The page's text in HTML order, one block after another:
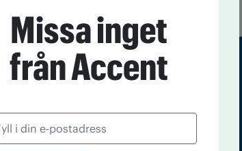
Janson Lundkvist,
In English
Missa inget
från Accent